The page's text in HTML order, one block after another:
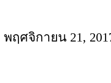
พฤศจิกายน 21,